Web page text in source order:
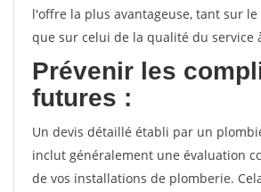
l'offre la plus avantageuse, tant sur
que sur celui de la qualité du service
Prévenir les
futures :
Un devis détaillé établi par un
inclut généralement une évaluation
de vos installations de plomberie.